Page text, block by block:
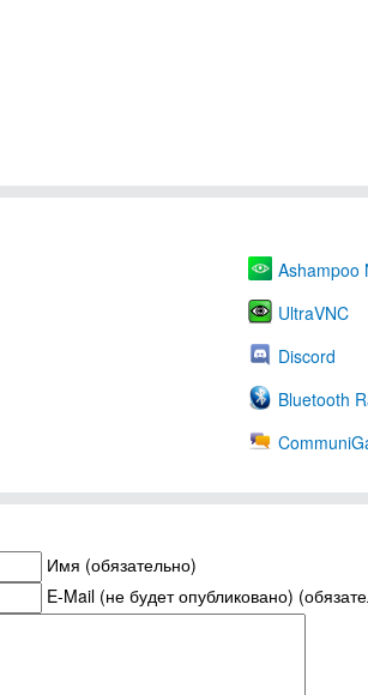
Ashampoo
UltraVNC
Discord
Bluetooth
Имя (обязательно)
E-Mail (не будет опубликовано)